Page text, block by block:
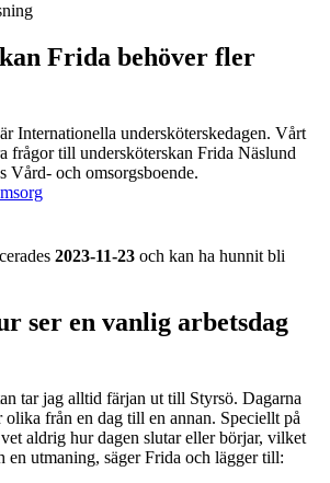
Frida behöver fler
Internationella undersköterskedagen. Vårt
frågor till undersköterskan Frida Näslund
Vård- och omsorgsboende.
2023-11-23 och kan ha hunnit bli
ser en vanlig arbetsdag
tar jag alltid färjan ut till Styrsö. Dagarna
olika från en dag till en annan. Speciellt på
aldrig hur dagen slutar eller börjar, vilket
en utmaning, säger Frida och lägger till: